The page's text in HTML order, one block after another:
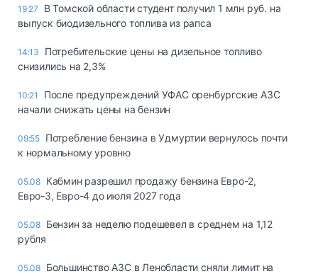
19:27
В Томской области студент получил 1 млн руб. на
выпуск биодизельного топлива из рапса
14:13
Потребительские цены на дизельное топливо
снизились на 2,3%
10:21
После предупреждений УФАС оренбургские АЗС
начали снижать цены на бензин
09:55 Потребление бензина в Удмуртии вернулось почти
к нормальному уровню
05.08 Кабмин разрешил продажу бензина Евро-2,
Евро-3, Евро-4 до июля 2027 года
05.08 Бензин за неделю подешевел в среднем на 1,12
рубля
05.08 Большинство АЗС в Ленобласти сняли лимит на